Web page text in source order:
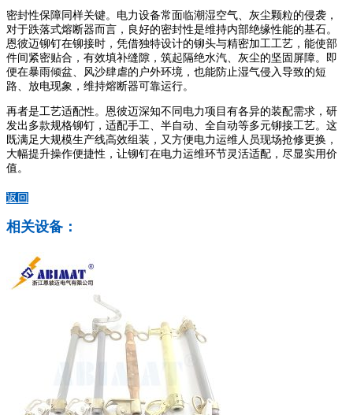
密封性保障同样关键。电力设备常面临潮湿空气、灰尘颗粒的侵袭，
对于跌落式熔断器而言，良好的密封性是维持内部绝缘性能的基石。
恩彼迈铆钉在铆接时，凭借独特设计的铆头与精密加工工艺，能使部
件间紧密贴合，有效填补缝隙，筑起隔绝水汽、灰尘的坚固屏障。即
便在暴雨倾盆、风沙肆虐的户外环境，也能防止湿气侵入导致的短
路、放电现象，维持熔断器可靠运行。
再者是工艺适配性。恩彼迈深知不同电力项目有各异的装配需求，研
发出多款规格铆钉，适配手工、半自动、全自动等多元铆接工艺。这
既满足大规模生产线高效组装，又方便电力运维人员现场抢修更换，
大幅提升操作便捷性，让铆钉在电力运维环节灵活适配，尽显实用价
值。
返回
相关设备：